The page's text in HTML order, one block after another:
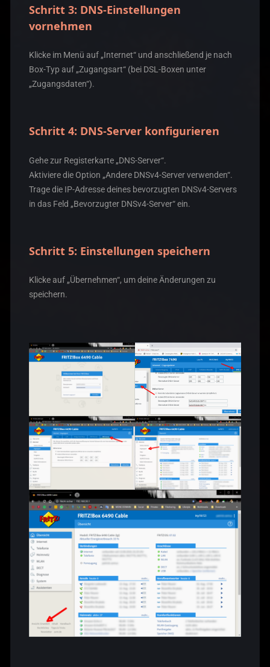
Schritt 3: DNS-Einstellungen
vornehmen
Klicke im Menü auf „Internet“ und anschließend je nach
Box-Typ auf „Zugangsart“ (bei DSL-Boxen unter
„Zugangsdaten“).
Schritt 4: DNS-Server konfigurieren
Gehe zur Registerkarte „DNS-Server“.
Aktiviere die Option „Andere DNSv4-Server verwenden“.
Trage die IP-Adresse deines bevorzugten DNSv4-Servers
in das Feld „Bevorzugter DNSv4-Server“ ein.
Schritt 5: Einstellungen speichern
Klicke auf „Übernehmen“, um deine Änderungen zu
speichern.